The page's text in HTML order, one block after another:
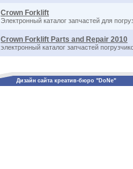
Crown Forklift
Электронный каталог запчастей для
Crown Forklift Parts and Repair 2010
электронный каталог запчастей
Дизайн сайта креатив-бюро "DoNe"